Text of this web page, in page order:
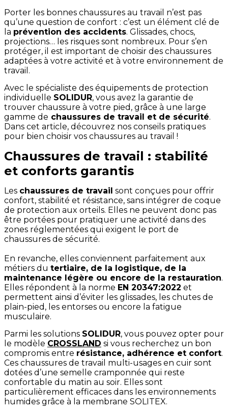
Porter les bonnes chaussures au travail n’est pas
qu’une question de confort : c’est un élément clé de
la prévention des accidents. Glissades, chocs,
projections… les risques sont nombreux. Pour s’en
protéger, il est important de choisir des chaussures
adaptées à votre activité et à votre environnement de
travail.
Avec le spécialiste des équipements de protection
individuelle SOLIDUR, vous avez la garantie de
trouver chaussure à votre pied, grâce à une large
gamme de chaussures de travail et de sécurité.
Dans cet article, découvrez nos conseils pratiques
pour bien choisir vos chaussures au travail !
Chaussures de travail : stabilité
et conforts garantis
Les chaussures de travail sont conçues pour offrir
confort, stabilité et résistance, sans intégrer de coque
de protection aux orteils. Elles ne peuvent donc pas
être portées pour pratiquer une activité dans des
zones réglementées qui exigent le port de
chaussures de sécurité.
En revanche, elles conviennent parfaitement aux
métiers du tertiaire, de la logistique, de la
maintenance légère ou encore de la restauration.
Elles répondent à la norme EN 20347:2022 et
permettent ainsi d’éviter les glissades, les chutes de
plain-pied, les entorses ou encore la fatigue
musculaire.
Parmi les solutions SOLIDUR, vous pouvez opter pour
le modèle CROSSLAND si vous recherchez un bon
compromis entre résistance, adhérence et confort.
Ces chaussures de travail multi-usages en cuir sont
dotées d’une semelle cramponnée qui reste
confortable du matin au soir. Elles sont
particulièrement efficaces dans les environnements
humides grâce à la membrane SOLITEX.